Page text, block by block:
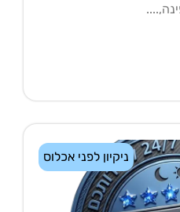
ניקיון לפני אכלוס